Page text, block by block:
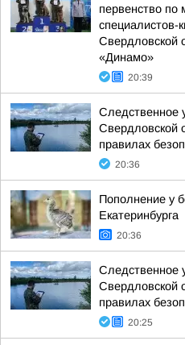
первенство по
специалистов-
Свердловской
«Динамо»
20:39
Следственное
Свердловской
правилах
20:36
Пополнение у
Екатеринбурга
20:36
Следственное
Свердловской
правилах
20:25